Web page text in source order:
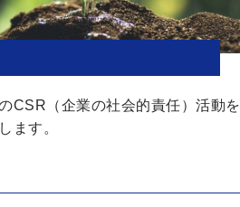
CSR（企業の社会的責任）活動を
ます。